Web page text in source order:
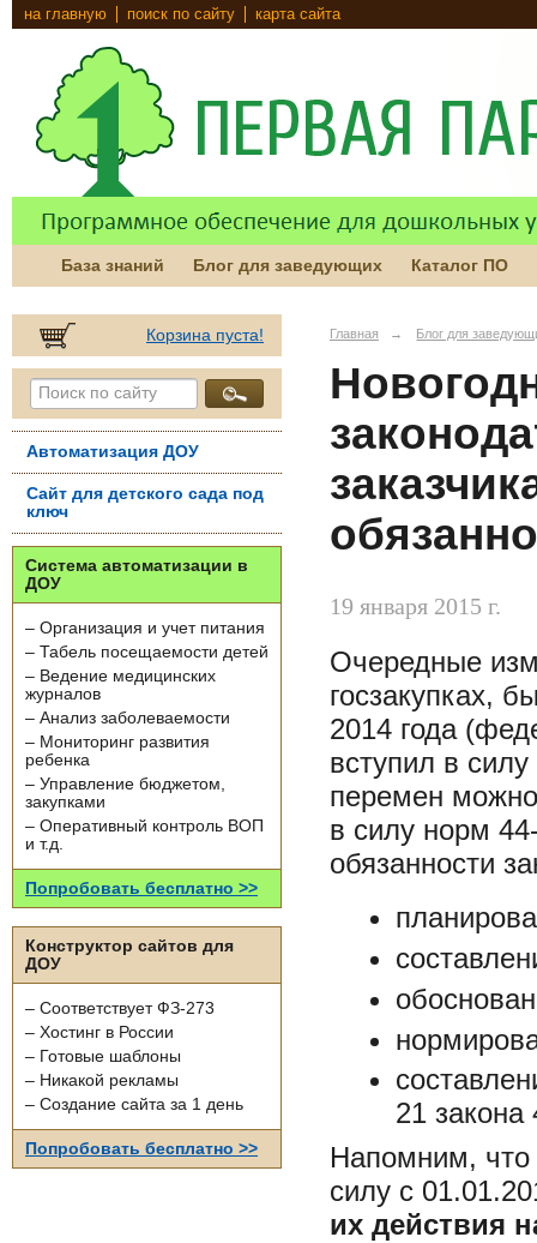
на главную поиск по сайту карта сайта
База знаний Блог для заведующих Каталог ПО
Корзина пуста!
Автоматизация ДОУ
Сайт для детского сада под
ключ
Система автоматизации в
ДОУ
– Организация и учет питания
– Табель посещаемости детей
– Ведение медицинских
журналов
– Анализ заболеваемости
– Мониторинг развития
ребенка
– Управление бюджетом,
закупками
– Оперативный контроль ВОП
и т.д.
Попробовать бесплатно >>
Конструктор сайтов для
ДОУ
– Соответствует ФЗ-273
– Хостинг в России
– Готовые шаблоны
– Никакой рекламы
– Создание сайта за 1 день
Попробовать бесплатно >>
Главная → Блог для
19 января 2015 г.
Очередные
госзакупках,
2014 года
вступил в
перемен
в силу норм
обязанности
21
Напомним,
силу с
их действия